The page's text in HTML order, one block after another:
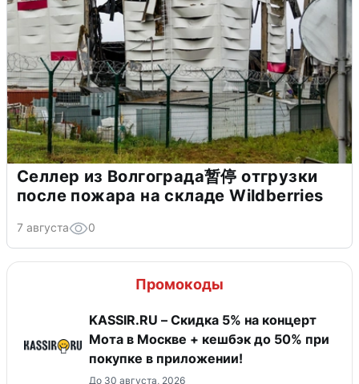
Селлер из Волгограда暂停 отгрузки
после пожара на складе Wildberries
7 августа 0
Промокоды
KASSIR.RU – Скидка 5% на концерт
Мота в Москве + кешбэк до 50% при
покупке в приложении!
До 30 августа, 2026